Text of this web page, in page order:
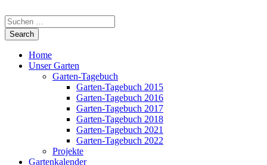
Home
Unser Garten
Garten-Tagebuch
Garten-Tagebuch 2015
Garten-Tagebuch 2016
Garten-Tagebuch 2017
Garten-Tagebuch 2018
Garten-Tagebuch 2021
Garten-Tagebuch 2022
Projekte
Gartenkalender